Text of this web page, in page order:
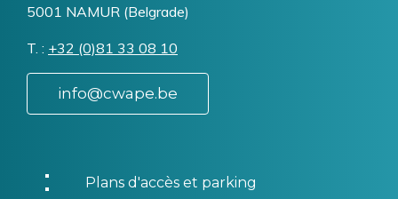
5001 NAMUR (Belgrade)
T. Téléphone
+32 (0)81 33 08 10
info@cwape.be
Plans d'accès et parking